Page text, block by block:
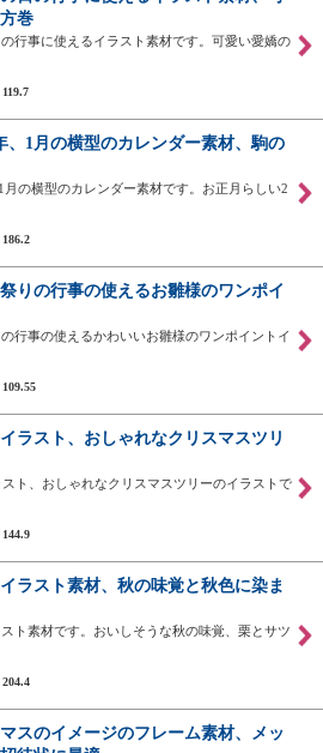
巻
行事に使えるイラスト素材です。可愛い愛嬌の
119.7
、1月の横型のカレンダー素材、駒の
月の横型のカレンダー素材です。お正月らしい2
186.2
りの行事の使えるお雛様のワンポイ
行事の使えるかわいいお雛様のワンポイントイ
109.55
ラスト、おしゃれなクリスマスツリ
ト、おしゃれなクリスマスツリーのイラストで
144.9
ラスト素材、秋の味覚と秋色に染ま
ト素材です。おいしそうな秋の味覚、栗とサツ
204.4
スのイメージのフレーム素材、メッ